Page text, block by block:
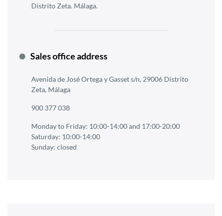
Distrito Zeta. Málaga.
Sales office address
Avenida de José Ortega y Gasset s/n, 29006 Distrito
Zeta, Málaga
900 377 038
Monday to Friday: 10:00-14:00 and 17:00-20:00
Saturday: 10:00-14:00
Sunday: closed